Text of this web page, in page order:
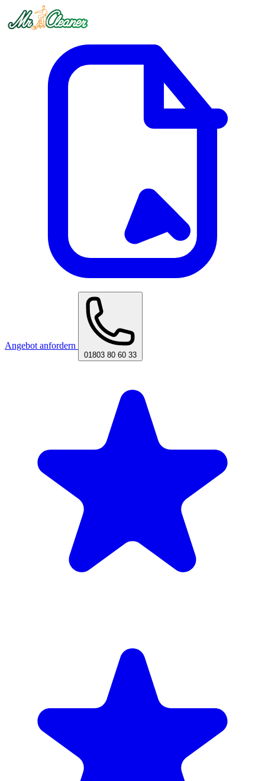
Angebot anfordern
01803 80 60 33